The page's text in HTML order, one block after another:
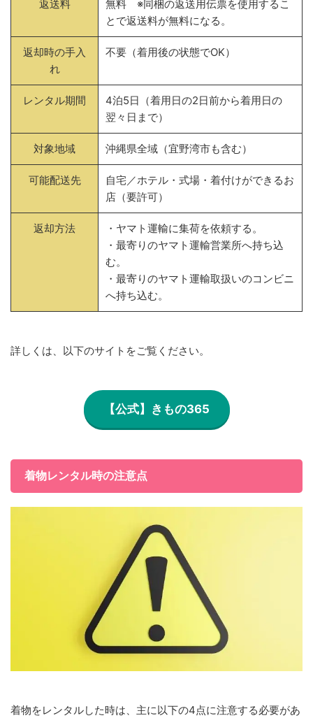
返送料
無料 ※同梱の返送用伝票を使用するこ
とで返送料が無料になる。
返却時の手入
れ
不要（着用後の状態でOK）
レンタル期間
4泊5日（着用日の2日前から着用日の
翌々日まで）
対象地域 沖縄県全域（宜野湾市も含む）
可能配送先
自宅／ホテル・式場・着付けができるお
店（要許可）
返却方法
・ヤマト運輸に集荷を依頼する。
・最寄りのヤマト運輸営業所へ持ち込
む。
・最寄りのヤマト運輸取扱いのコンビニ
へ持ち込む。
詳しくは、以下のサイトをご覧ください。
【公式】きもの365
着物レンタル時の注意点
着物をレンタルした時は、主に以下の4点に注意する必要があ